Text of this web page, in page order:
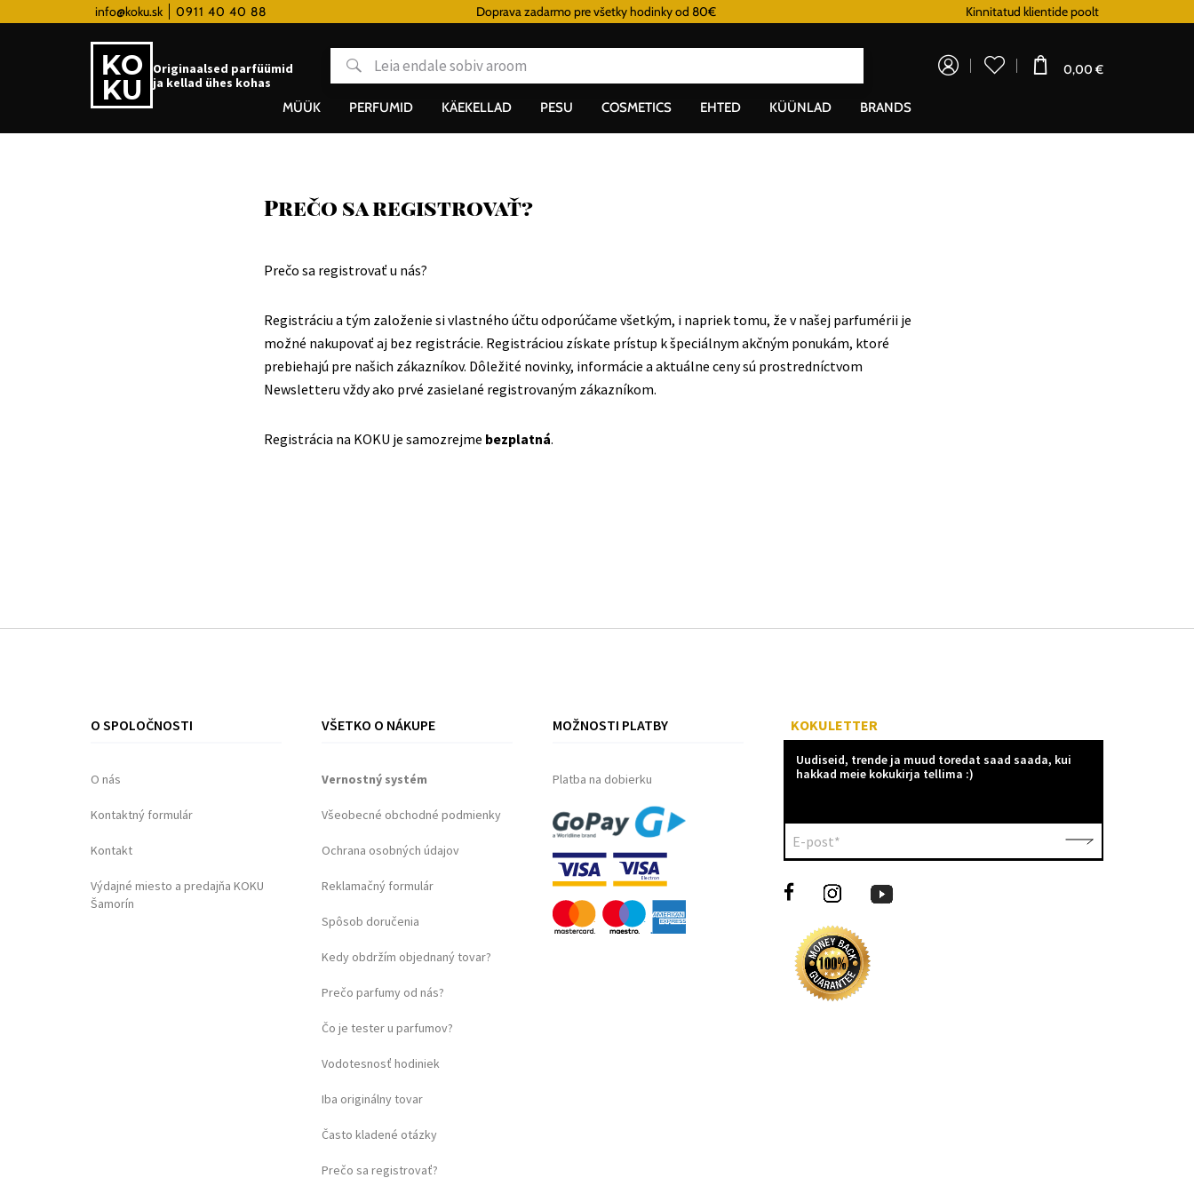
info@koku.sk 0911 40 40 88Lojaalsusprogramm Doprava zadarmo pre všetky hodinky od 80€ Kinnitatud klientide poolt
Originaalsed parfüümid
ja kellad ühes kohas
0,00 €
MÜÜK PERFUMID KÄEKELLAD PESU COSMETICS EHTED KÜÜNLAD BRANDS
Prečo sa registrovať?
Prečo sa registrovať u nás?
Registráciu a tým založenie si vlastného účtu odporúčame všetkým, i napriek tomu, že v našej parfumérii je
možné nakupovať aj bez registrácie. Registráciou získate prístup k špeciálnym akčným ponukám, ktoré
prebiehajú pre našich zákazníkov. Dôležité novinky, informácie a aktuálne ceny sú prostredníctvom
Newsletteru vždy ako prvé zasielané registrovaným zákazníkom.
Registrácia na KOKU je samozrejme bezplatná.
O SPOLOČNOSTI
O nás
Kontaktný formulár
Kontakt
Výdajné miesto a predajňa KOKU
Šamorín
VŠETKO O NÁKUPE
Vernostný systém
Všeobecné obchodné podmienky
Ochrana osobných údajov
Reklamačný formulár
Spôsob doručenia
Kedy obdržím objednaný tovar?
Prečo parfumy od nás?
Čo je tester u parfumov?
Vodotesnosť hodiniek
Iba originálny tovar
Často kladené otázky
Prečo sa registrovať?
MOŽNOSTI PLATBY
Platba na dobierku
KOKULETTER
Uudiseid, trende ja muud toredat saad saada, kui
hakkad meie kokukirja tellima :)
E-post*